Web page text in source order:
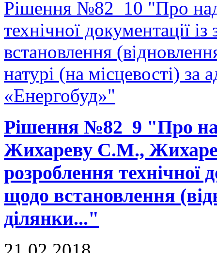
Рішення №82_10 "Про
технічної документації
встановлення
натурі (на місцевості)
«Енергобуд»"
Рішення №82_9 "Про
Жихареву С.М.,
розроблення технічної
щодо встановлення
ділянки..."